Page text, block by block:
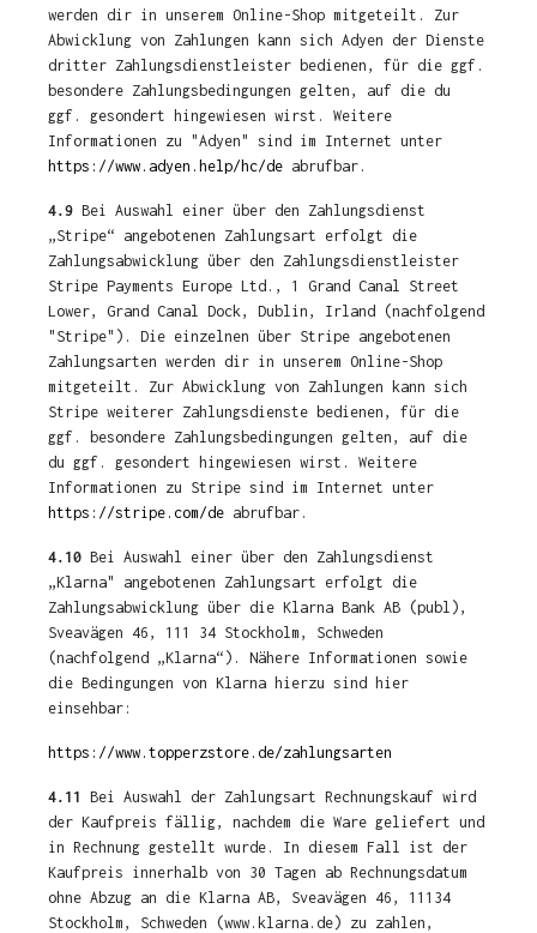
werden dir in unserem Online-Shop mitgeteilt. Zur
Abwicklung von Zahlungen kann sich Adyen der Dienste
dritter Zahlungsdienstleister bedienen, für die ggf.
besondere Zahlungsbedingungen gelten, auf die du
ggf. gesondert hingewiesen wirst. Weitere
Informationen zu "Adyen" sind im Internet unter
https://www.adyen.help/hc/de abrufbar.
4.9 Bei Auswahl einer über den Zahlungsdienst
„Stripe“ angebotenen Zahlungsart erfolgt die
Zahlungsabwicklung über den Zahlungsdienstleister
Stripe Payments Europe Ltd., 1 Grand Canal Street
Lower, Grand Canal Dock, Dublin, Irland (nachfolgend
"Stripe"). Die einzelnen über Stripe angebotenen
Zahlungsarten werden dir in unserem Online-Shop
mitgeteilt. Zur Abwicklung von Zahlungen kann sich
Stripe weiterer Zahlungsdienste bedienen, für die
ggf. besondere Zahlungsbedingungen gelten, auf die
du ggf. gesondert hingewiesen wirst. Weitere
Informationen zu Stripe sind im Internet unter
https://stripe.com/de abrufbar.
4.10 Bei Auswahl einer über den Zahlungsdienst
„Klarna" angebotenen Zahlungsart erfolgt die
Zahlungsabwicklung über die Klarna Bank AB (publ),
Sveavägen 46, 111 34 Stockholm, Schweden
(nachfolgend „Klarna“). Nähere Informationen sowie
die Bedingungen von Klarna hierzu sind hier
einsehbar:
https://www.topperzstore.de/zahlungsarten
4.11 Bei Auswahl der Zahlungsart Rechnungskauf wird
der Kaufpreis fällig, nachdem die Ware geliefert und
in Rechnung gestellt wurde. In diesem Fall ist der
Kaufpreis innerhalb von 30 Tagen ab Rechnungsdatum
ohne Abzug an die Klarna AB, Sveavägen 46, 11134
Stockholm, Schweden (www.klarna.de) zu zahlen,